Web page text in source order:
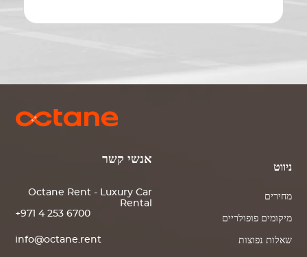
אנשי קשר
Octane Rent - Luxury Car
Rental
+971 4 253 6700
info@octane.rent
ניווט
מחירים
מיקומים פופולריים
שאלות נפוצות